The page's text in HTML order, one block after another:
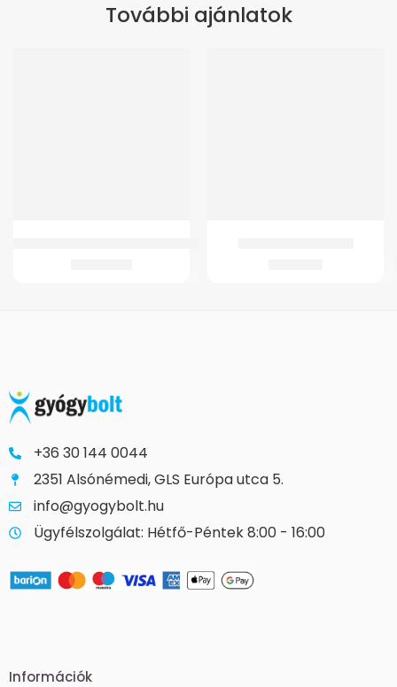
További ajánlatok
+36 30 144 0044
2351 Alsónémedi, GLS Európa utca 5.
info@gyogybolt.hu
Ügyfélszolgálat: Hétfő-Péntek 8:00 - 16:00
Információk